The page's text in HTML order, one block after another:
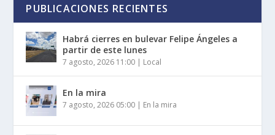
PUBLICACIONES RECIENTES
Habrá cierres en bulevar Felipe Ángeles a
partir de este lunes
7 agosto, 2026 11:00 | Local
En la mira
7 agosto, 2026 05:00 | En la mira